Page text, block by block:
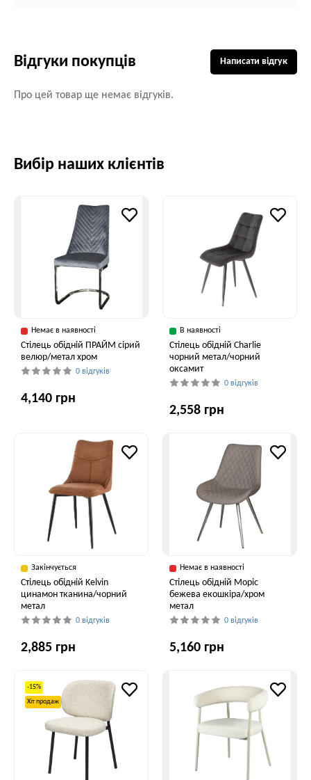
Відгуки покупців
Про цей товар ще немає відгуків.
Написати відгук
Вибір наших клієнтів
Немає в наявності
Стілець обідній ПРАЙМ сірий
велюр/метал хром
0 відгуків
4,140 грн
В наявності
Стілець обідній Charlie
чорний метал/чорний
оксамит
0 відгуків
2,558 грн
Закінчується
Cтілець обідній Kelvin
цинамон тканина/чорний
метал
0 відгуків
2,885 грн
Немає в наявності
Стілець обідній Моріс
бежева екошкіра/хром
метал
0 відгуків
5,160 грн
-15%
Хіт продаж